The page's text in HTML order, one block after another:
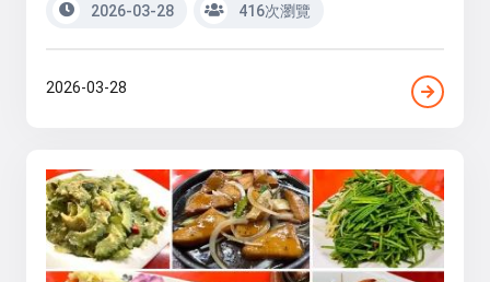
2026-03-28 416次瀏覽
2026-03-28